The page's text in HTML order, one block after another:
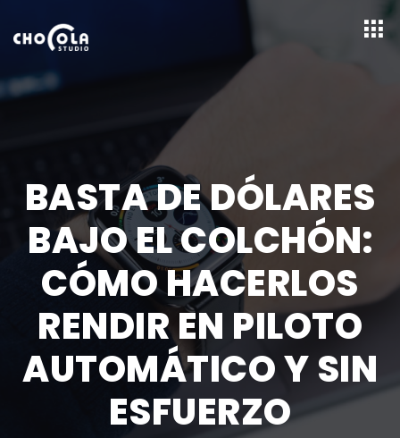
BASTA DE DÓLARES
BAJO EL COLCHÓN:
CÓMO HACERLOS
RENDIR EN PILOTO
AUTOMÁTICO Y SIN
ESFUERZO